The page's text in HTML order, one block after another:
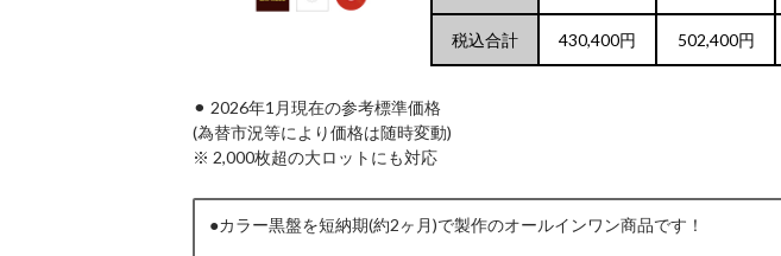
税込合計 430,400円 502,400円
⚫︎ 2026年1月現在の参考標準価格
(為替市況等により価格は随時変動)
※ 2,000枚超の大ロットにも対応
●カラー黒盤を短納期(約2ヶ月)で製作のオールインワン商品です！